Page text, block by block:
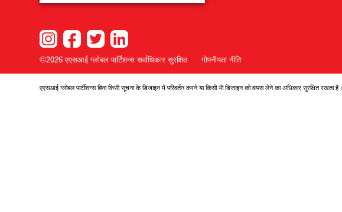
©2026 एएसआई ग्लोबल पार्टिशन्ससर्वाधिकार सुरक्षित गोपनीयता नीति
एएसआई ग्लोबल पार्टीशन्स बिना किसी सूचना के डिजाइन में परिवर्तन करने या किसी भी डिजाइन को वापस लेने का अधिकार सुरक्षित रखता है।